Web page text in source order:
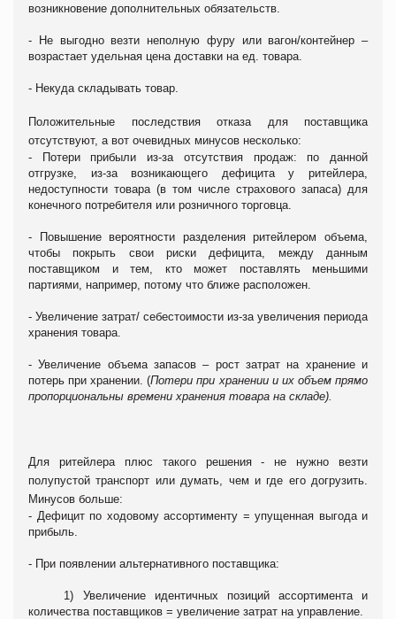
возникновение дополнительных обязательств.
- Не выгодно везти неполную фуру или вагон/контейнер –
возрастает удельная цена доставки на ед. товара.
- Некуда складывать товар.
Положительные последствия отказа для поставщика
отсутствуют, а вот очевидных минусов несколько:
- Потери прибыли из-за отсутствия продаж: по данной
отгрузке, из-за возникающего дефицита у ритейлера,
недоступности товара (в том числе страхового запаса) для
конечного потребителя или розничного торговца.
- Повышение вероятности разделения ритейлером объема,
чтобы покрыть свои риски дефицита, между данным
поставщиком и тем, кто может поставлять меньшими
партиями, например, потому что ближе расположен.
- Увеличение затрат/ себестоимости из-за увеличения периода
хранения товара.
- Увеличение объема запасов – рост затрат на хранение и
потерь при хранении. (Потери при хранении и их объем прямо
пропорциональны времени хранения товара на складе).
Для ритейлера плюс такого решения - не нужно везти
полупустой транспорт или думать, чем и где его догрузить.
Минусов больше:
- Дефицит по ходовому ассортименту = упущенная выгода и
прибыль.
- При появлении альтернативного поставщика:
1) Увеличение идентичных позиций ассортимента и
количества поставщиков = увеличение затрат на управление.